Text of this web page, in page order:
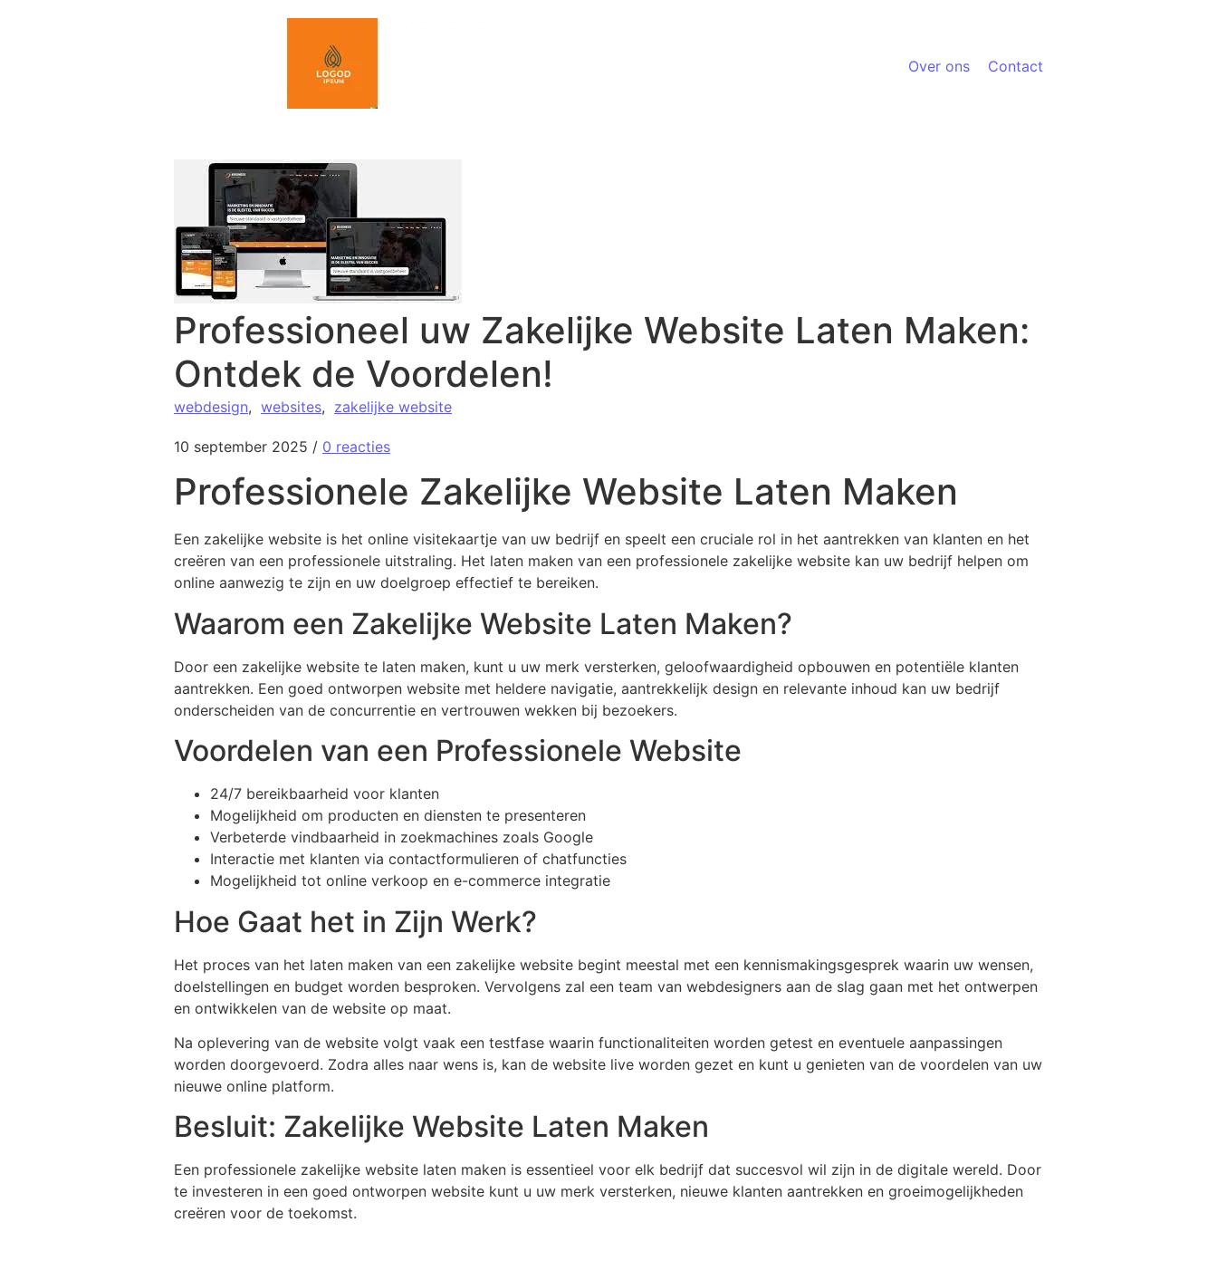
Over ons Contact
Professioneel uw Zakelijke Website Laten Maken:
Ontdek de Voordelen!
webdesign, websites, zakelijke website
10 september 2025 / 0 reacties
Professionele Zakelijke Website Laten Maken
Een zakelijke website is het online visitekaartje van uw bedrijf en speelt een cruciale rol in het aantrekken van klanten en het
creëren van een professionele uitstraling. Het laten maken van een professionele zakelijke website kan uw bedrijf helpen om
online aanwezig te zijn en uw doelgroep effectief te bereiken.
Waarom een Zakelijke Website Laten Maken?
Door een zakelijke website te laten maken, kunt u uw merk versterken, geloofwaardigheid opbouwen en potentiële klanten
aantrekken. Een goed ontworpen website met heldere navigatie, aantrekkelijk design en relevante inhoud kan uw bedrijf
onderscheiden van de concurrentie en vertrouwen wekken bij bezoekers.
Voordelen van een Professionele Website
24/7 bereikbaarheid voor klanten
Mogelijkheid om producten en diensten te presenteren
Verbeterde vindbaarheid in zoekmachines zoals Google
Interactie met klanten via contactformulieren of chatfuncties
Mogelijkheid tot online verkoop en e-commerce integratie
Hoe Gaat het in Zijn Werk?
Het proces van het laten maken van een zakelijke website begint meestal met een kennismakingsgesprek waarin uw wensen,
doelstellingen en budget worden besproken. Vervolgens zal een team van webdesigners aan de slag gaan met het ontwerpen
en ontwikkelen van de website op maat.
Na oplevering van de website volgt vaak een testfase waarin functionaliteiten worden getest en eventuele aanpassingen
worden doorgevoerd. Zodra alles naar wens is, kan de website live worden gezet en kunt u genieten van de voordelen van uw
nieuwe online platform.
Besluit: Zakelijke Website Laten Maken
Een professionele zakelijke website laten maken is essentieel voor elk bedrijf dat succesvol wil zijn in de digitale wereld. Door
te investeren in een goed ontworpen website kunt u uw merk versterken, nieuwe klanten aantrekken en groeimogelijkheden
creëren voor de toekomst.